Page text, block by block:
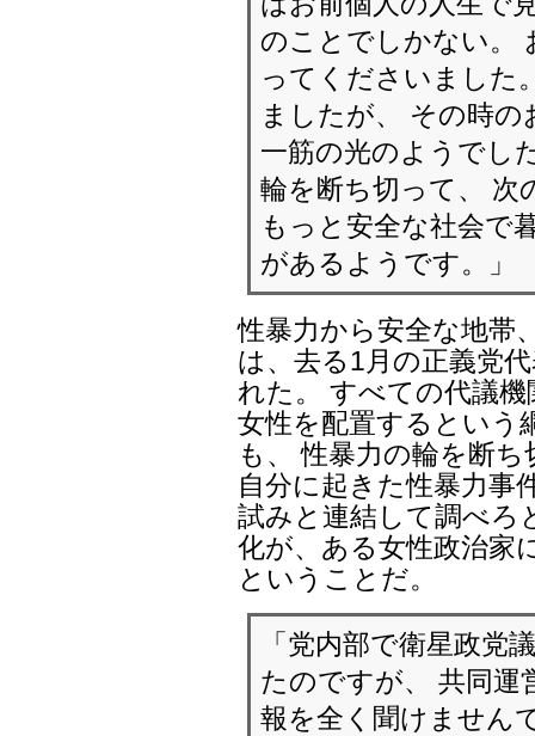
のことでしかない。
ってくださいました
ましたが、 その時
一筋の光のようでし
輪を断ち切って、 次
もっと安全な社会で
があるようです。」
性暴力から安全な地帯
は、去る1月の正義党
れた。 すべての代議
女性を配置するという
も、 性暴力の輪を断
自分に起きた性暴力事
試みと連結して調べろ
化が、ある女性政治家
ということだ。
「党内部で衛星政党
たのですが、 共同運
報を全く聞けません